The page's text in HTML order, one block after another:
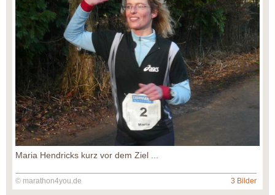
Maria Hendricks kurz vor dem Ziel ...
© marathon4you.de 3 Bilder